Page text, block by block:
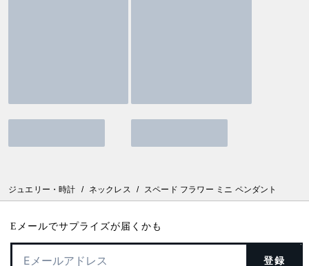
ジュエリー・時計 / ネックレス / スペード フラワー ミニ ペンダント
Eメールでサプライズが届くかも
登録